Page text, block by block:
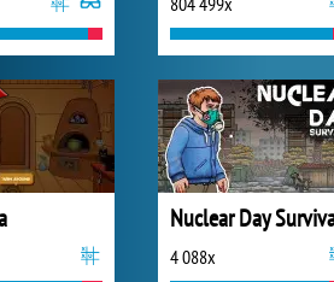
Nuclear Day
4 088x